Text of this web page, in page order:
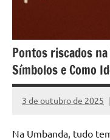
Pontos riscados
Símbolos e Como
3 de outubro de 2025
Nenhum
Na Umbanda, tudo